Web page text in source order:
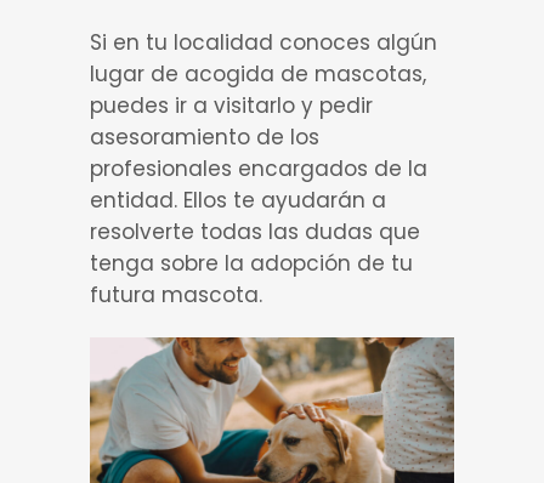
Si en tu localidad conoces algún
lugar de acogida de mascotas,
puedes ir a visitarlo y pedir
asesoramiento de los
profesionales encargados de la
entidad. Ellos te ayudarán a
resolverte todas las dudas que
tenga sobre la adopción de tu
futura mascota.